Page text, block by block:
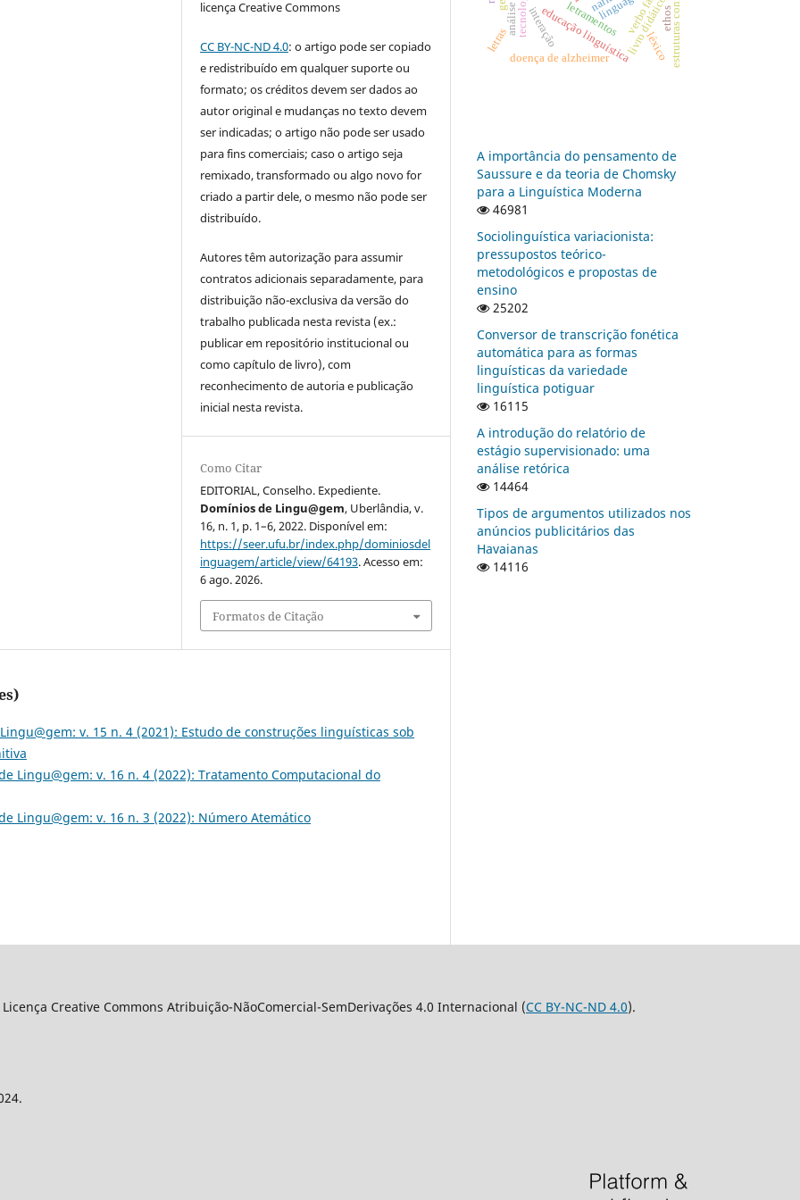
licença Creative Commons
CC BY-NC-ND 4.0: o artigo pode ser copiado
e redistribuído em qualquer suporte ou
formato; os créditos devem ser dados ao
autor original e mudanças no texto devem
ser indicadas; o artigo não pode ser usado
para fins comerciais; caso o artigo seja
remixado, transformado ou algo novo for
criado a partir dele, o mesmo não pode ser
distribuído.
Autores têm autorização para assumir
contratos adicionais separadamente, para
distribuição não-exclusiva da versão do
trabalho publicada nesta revista (ex.:
publicar em repositório institucional ou
como capítulo de livro), com
reconhecimento de autoria e publicação
inicial nesta revista.
Como Citar
EDITORIAL, Conselho. Expediente.
Domínios de Lingu@gem, Uberlândia, v.
16, n. 1, p. 1–6, 2022. Disponível em:
https://seer.ufu.br/index.php/dominiosdel
inguagem/article/view/64193. Acesso em:
6 ago. 2026.
Formatos de Citação
v. 15 n. 4 (2021): Estudo de construções linguísticas sob
Lingu@gem: v. 16 n. 4 (2022): Tratamento Computacional do
Lingu@gem: v. 16 n. 3 (2022): Número Atemático
letramentos
educação linguística
doença de alzheimer
interação livro didático
ethos
léxico
letras
A importância do pensamento de
Saussure e da teoria de Chomsky
para a Linguística Moderna
46981
Sociolinguística variacionista:
pressupostos teórico-
metodológicos e propostas de
ensino
25202
Conversor de transcrição fonética
automática para as formas
linguísticas da variedade
linguística potiguar
16115
A introdução do relatório de
estágio supervisionado: uma
análise retórica
14464
Tipos de argumentos utilizados nos
anúncios publicitários das
Havaianas
14116
Creative Commons Atribuição-NãoComercial-SemDerivações 4.0 Internacional (CC BY-NC-ND 4.0).